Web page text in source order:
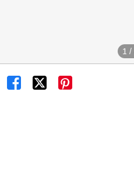
1 /
 